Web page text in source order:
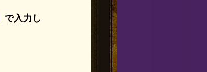
で入力し